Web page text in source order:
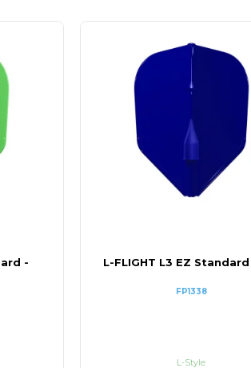
-
L-FLIGHT L3 EZ
FP1338
L-Style